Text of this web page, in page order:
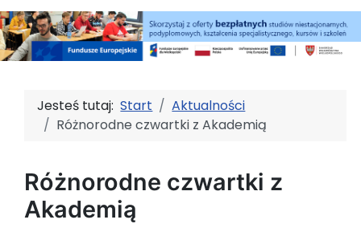
Jesteś tutaj:Start
Aktualności
Różnorodne czwartki z Akademią
Różnorodne czwartki z
Akademią